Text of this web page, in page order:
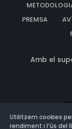
PREMSA
Amb el
Utilitzem cookies
rendiment i l’ús del